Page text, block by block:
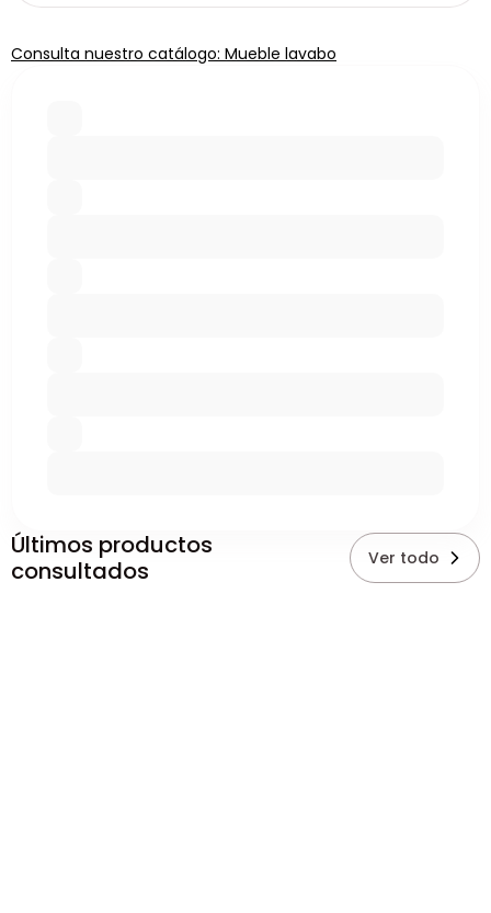
Consulta nuestro catálogo: Mueble lavabo
Últimos productos
consultados
Ver todo